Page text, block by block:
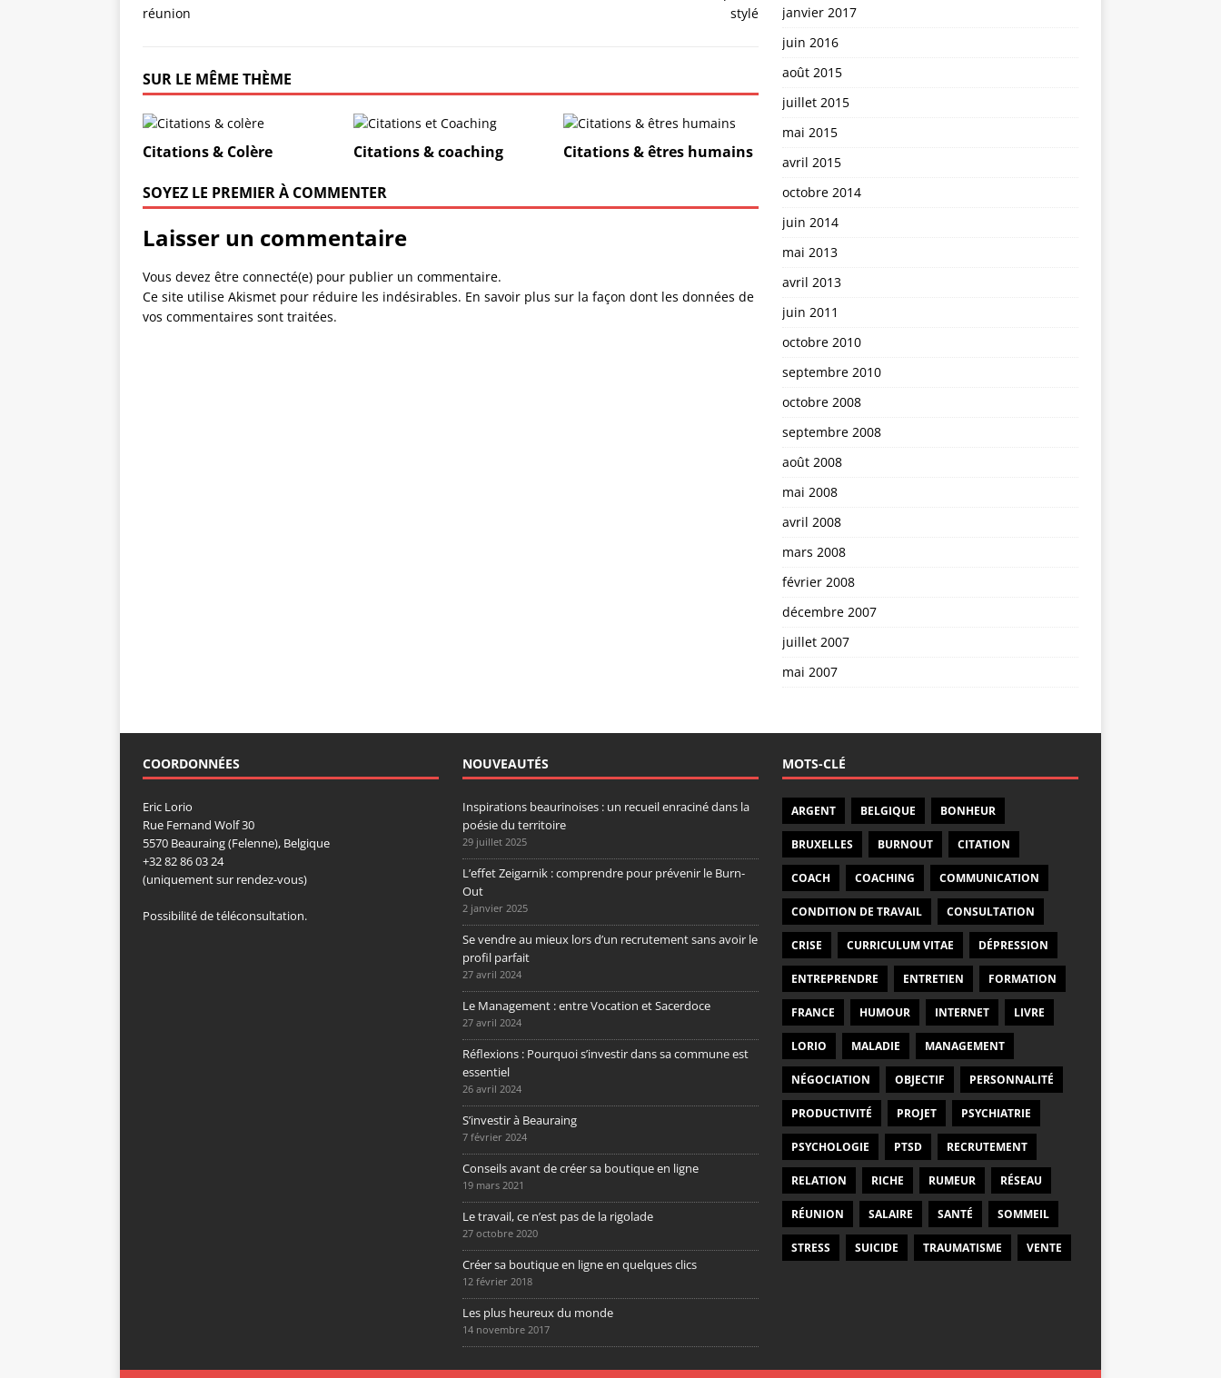
SUR LE MÊME THÈME
Citations & Colère Citations & coaching Citations & êtres humains
SOYEZ LE PREMIER À COMMENTER
Laisser un commentaire
Vous devez être connecté(e) pour publier un commentaire.
Ce site utilise Akismet pour réduire les indésirables. En savoir plus sur la façon dont les données de
vos commentaires sont traitées.
janvier 2017
juin 2016
août 2015
juillet 2015
mai 2015
avril 2015
octobre 2014
juin 2014
mai 2013
avril 2013
juin 2011
octobre 2010
septembre 2010
octobre 2008
septembre 2008
août 2008
mai 2008
avril 2008
mars 2008
février 2008
décembre 2007
juillet 2007
mai 2007
COORDONNÉES
Eric Lorio
Rue Fernand Wolf 30
5570 Beauraing (Felenne), Belgique
+32 82 86 03 24
(uniquement sur rendez-vous)
Possibilité de téléconsultation.
NOUVEAUTÉS
Inspirations beaurinoises : un recueil enraciné dans la
poésie du territoire
29 juillet 2025
L’effet Zeigarnik : comprendre pour prévenir le Burn-
Out
2 janvier 2025
Se vendre au mieux lors d’un recrutement sans avoir le
profil parfait
27 avril 2024
Le Management : entre Vocation et Sacerdoce
27 avril 2024
Réflexions : Pourquoi s’investir dans sa commune est
essentiel
26 avril 2024
S’investir à Beauraing
7 février 2024
Conseils avant de créer sa boutique en ligne
19 mars 2021
Le travail, ce n’est pas de la rigolade
27 octobre 2020
Créer sa boutique en ligne en quelques clics
12 février 2018
Les plus heureux du monde
14 novembre 2017
MOTS-CLÉ
ARGENT BELGIQUE BONHEUR
BRUXELLES BURNOUT CITATION
COACH COACHING COMMUNICATION
CONDITION DE TRAVAIL CONSULTATION
CRISE CURRICULUM VITAE DÉPRESSION
ENTREPRENDRE ENTRETIEN FORMATION
FRANCE HUMOUR INTERNET LIVRE
LORIO MALADIE MANAGEMENT
NÉGOCIATION OBJECTIF PERSONNALITÉ
PRODUCTIVITÉ PROJET PSYCHIATRIE
PSYCHOLOGIE PTSD RECRUTEMENT
RELATION RICHE RUMEUR RÉSEAU
RÉUNION SALAIRE SANTÉ SOMMEIL
STRESS SUICIDE TRAUMATISME VENTE